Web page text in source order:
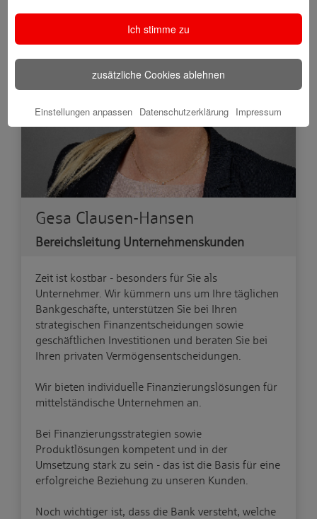
Gesa Clausen-Hansen
Bereichsleitung Unternehmenskunden
Zeit ist kostbar - besonders für Sie als
Unternehmer. Wir kümmern uns um Ihre täglichen
Bankgeschäfte, unterstützen Sie bei Ihren
strategischen Finanzentscheidungen sowie
geschäftlichen Investitionen und beraten Sie bei
Ihren privaten Vermögensentscheidungen.
Wir bieten individuelle Finanzierungslösungen für
mittelständische Unternehmen an.
Bei Finanzierungsstrategien sowie
Produktlösungen kompetent und in der
Umsetzung stark zu sein - das ist die Basis für eine
erfolgreiche Beziehung zu unseren Kunden.
Noch wichtiger ist, dass die Bank versteht, welche
Ich stimme zu
zusätzliche Cookies ablehnen
Einstellungen anpassen Datenschutzerklärung Impressum